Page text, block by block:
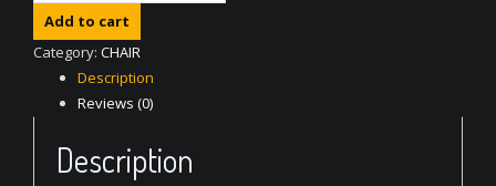
Add to cart
Category: CHAIR
Description
Reviews (0)
Description